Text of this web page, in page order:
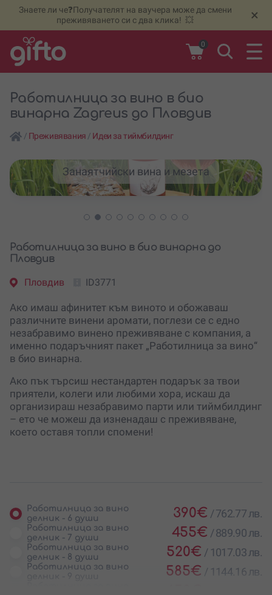
Знаете ли че❓Получателят на ваучера може да смени
преживяването си с два клика! 💥
×
0
Работилница за вино в био
винарна Zagreus до Пловдив
/ Преживявания / Идеи за тиймбилдинг
Занаятчийски вина и мезета
Работилница за вино в био винарна до
Пловдив
Пловдив ID3771
Ако имаш афинитет към виното и обожаваш
различните винени аромати, поглези се с едно
незабравимо винено преживяване с компания, а
именно подаръчният пакет „Работилница за вино“
в био винарна.
Ако пък търсиш нестандартен подарък за твои
приятели, колеги или любими хора, искаш да
организираш незабравимо парти или тиймбилдинг
– ето че можеш да изненадаш с преживяване,
което оставя топли спомени!
Работилница за вино
делник - 6 души
390€ /762.77 лв.
Работилница за вино
делник - 7 души
455€ /889.90 лв.
Работилница за вино
делник - 8 души
520€ / 1017.03 лв.
Работилница за вино
585€ / 1144.16 лв.